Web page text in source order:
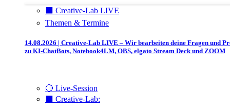
⬛️ Creative-Lab LIVE
Themen & Termine
14.08.2026 | Creative-Lab LIVE – Wir bearbeiten deine Fragen und
zu KI-ChatBots, Notebook4LM, OBS, elgato Stream Deck und ZOOM
🔴 Live-Session
⬛️ Creative-Lab: